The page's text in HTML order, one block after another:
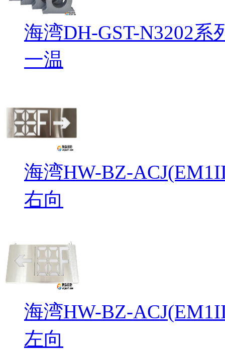
海湾DH-GST-N3202
一温
海湾HW-BZ-
右向
海湾HW-BZ-
左向